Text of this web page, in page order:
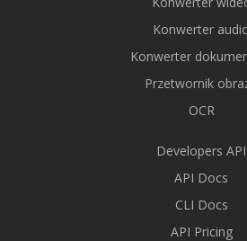
Konwerter
Konwerter
Przetwornik
OCR
Developers API
API Docs
CLI Docs
API Pricing